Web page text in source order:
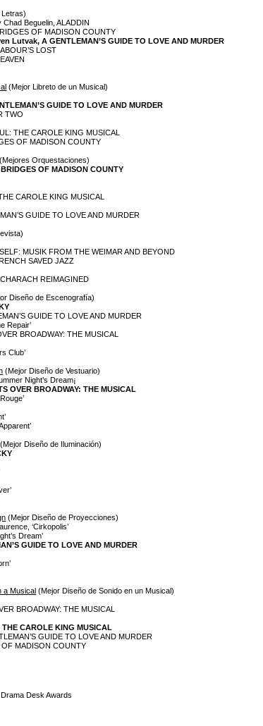
Beguelin, ALADDIN
OF MADISON COUNTY
Lutvak, A GENTLEMAN’S GUIDE TO LOVE AND MURDER
LOST
(Mejor Libreto de un Musical)
GUIDE TO LOVE AND MURDER
TWO
THE CAROLE KING MUSICAL
OF MADISON COUNTY
(Mejores Orquestaciones)
OF MADISON COUNTY
CAROLE KING MUSICAL
GUIDE TO LOVE AND MURDER
MUSIK FROM THE WEIMAR AND BEYOND
SAVED JAZZ
REIMAGINED
Diseño de Escenografía)
GUIDE TO LOVE AND MURDER
Repair’
BROADWAY: THE MUSICAL
Club’
(Mejor Diseño de Vestuario)
Night’s Dream¡
OVER BROADWAY: THE MUSICAL
(Mejor Diseño de Iluminación)
(Mejor Diseño de Proyecciones)
‘Cirkopolis’
Dream’
GUIDE TO LOVE AND MURDER
a Musical (Mejor Diseño de Sonido en un Musical)
BROADWAY: THE MUSICAL
CAROLE KING MUSICAL
GUIDE TO LOVE AND MURDER
MADISON COUNTY
Desk Awards